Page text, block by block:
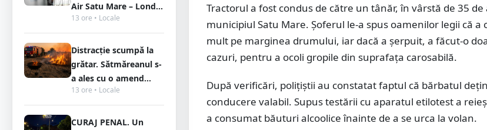
Air Satu Mare – Lond...
13 ore • Locale
Distracție scumpă la
grătar. Sătmăreanul s-
a ales cu o amend...
13 ore • Locale
CURAJ PENAL. Un
Tractorul a fost condus de către un tânăr, în vârstă de 35 de
municipiul Satu Mare. Șoferul le-a spus oamenilor legii că a
mult pe marginea drumului, iar dacă a șerpuit, a făcut-o
cazuri, pentru a ocoli gropile din suprafața carosabilă.
După verificări, polițiștii au constatat faptul că bărbatul
conducere valabil. Supus testării cu aparatul etilotest a
a consumat băuturi alcoolice înainte de a se urca la volan.